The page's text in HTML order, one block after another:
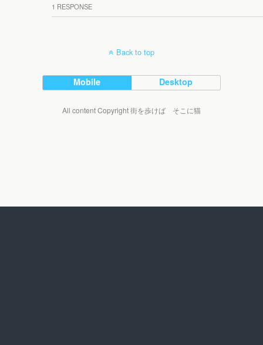
1 RESPONSE
Back to top
Mobile Desktop
All content Copyright 街を歩けば そこに猫